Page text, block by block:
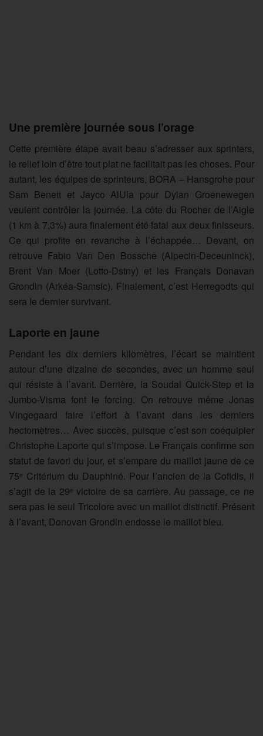
Une première journée sous l’orage
Cette première étape avait beau s’adresser aux sprinters,
le relief loin d’être tout plat ne facilitait pas les choses. Pour
autant, les équipes de sprinteurs, BORA – Hansgrohe pour
Sam Benett et Jayco AlUla pour Dylan Groenewegen
veulent contrôler la journée. La côte du Rocher de l’Aigle
(1 km à 7,3%) aura finalement été fatal aux deux finisseurs.
Ce qui profite en revanche à l’échappée… Devant, on
retrouve Fabio Van Den Bossche (Alpecin-Deceuninck),
Brent Van Moer (Lotto-Dstny) et les Français Donavan
Grondin (Arkéa-Samsic). Finalement, c’est Herregodts qui
sera le dernier survivant.
Laporte en jaune
Pendant les dix derniers kilomètres, l’écart se maintient
autour d’une dizaine de secondes, avec un homme seul
qui résiste à l’avant. Derrière, la Soudal Quick-Step et la
Jumbo-Visma font le forcing. On retrouve même Jonas
Vingegaard faire l’effort à l’avant dans les derniers
hectomètres… Avec succès, puisque c’est son coéquipier
Christophe Laporte qui s’impose. Le Français confirme son
statut de favori du jour, et s’empare du maillot jaune de ce
75e Critérium du Dauphiné. Pour l’ancien de la Cofidis, il
s’agit de la 29e victoire de sa carrière. Au passage, ce ne
sera pas le seul Tricolore avec un maillot distinctif. Présent
à l’avant, Donovan Grondin endosse le maillot bleu.